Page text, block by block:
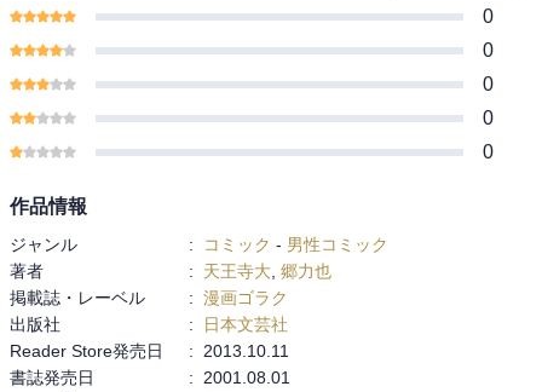
0
0
0
0
0
作品情報
ジャンル : コミック - 男性コミック
著者
: 天王寺大 郷力也
掲載誌・レーベル
: 漫画ゴラク
出版社
:
日本文芸社
Reader Store発売日
:
2013.10.11
書誌発売日
:
2001.08.01